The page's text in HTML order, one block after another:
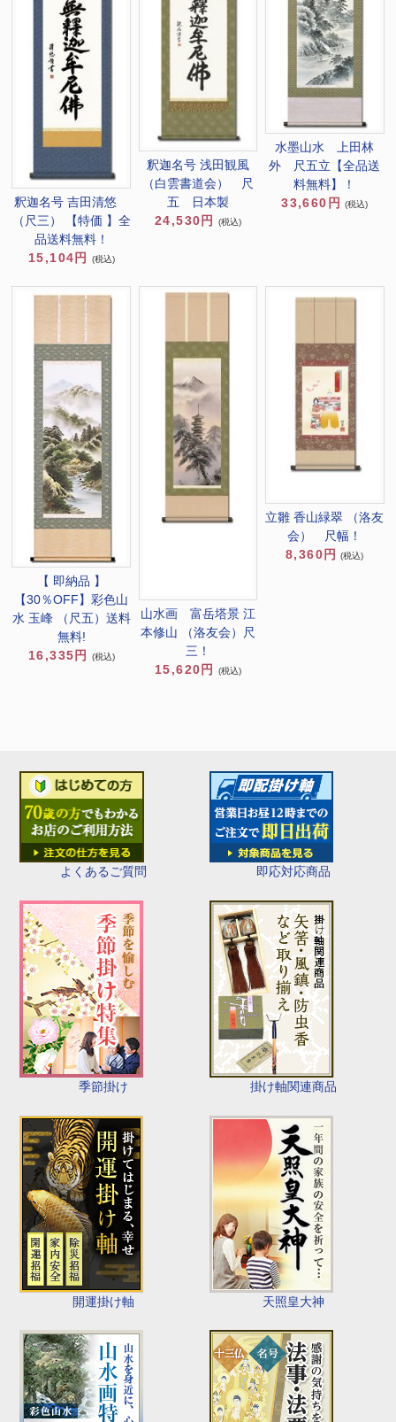
よくあるご質問 即応対応商品
季節掛け 掛け軸関連商品
開運掛け軸 天照皇大神
釈迦名号 吉田清悠
（尺三） 【特価 】全
品送料無料！
15,104円
(税込)
釈迦名号 浅田観風
（白雲書道会） 尺
五 日本製
24,530円
(税込)
水墨山水 上田林
外 尺五立【全品送
料無料】！
33,660円
(税込)
【 即納品 】
【30％OFF】彩色山
水 玉峰 （尺五）送料
無料!
16,335円
(税込)
山水画 富岳塔景 江
本修山 （洛友会）尺
三！
15,620円
(税込)
立雛 香山緑翠 （洛友
会） 尺幅！
8,360円
(税込)